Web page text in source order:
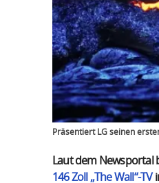
Präsentiert LG seinen
Laut dem Newsportal
146 Zoll „The Wall“-TV